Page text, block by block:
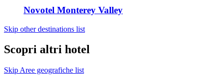
Novotel Monterey Valley
Skip other destinations list
Scopri altri hotel
Skip Aree geografiche list